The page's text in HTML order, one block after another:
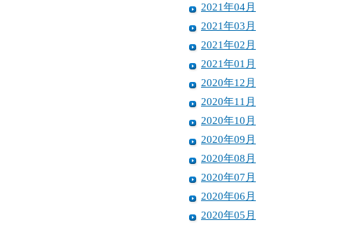
2021年04月
2021年03月
2021年02月
2021年01月
2020年12月
2020年11月
2020年10月
2020年09月
2020年08月
2020年07月
2020年06月
2020年05月